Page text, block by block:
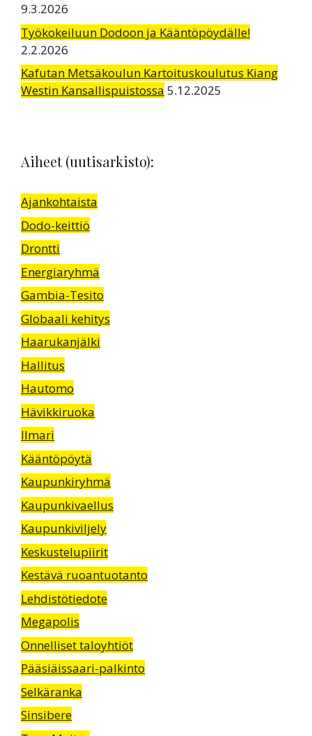
9.3.2026
Työkokeiluun Dodoon ja Kääntöpöydälle!
2.2.2026
Kafutan Metsäkoulun Kartoituskoulutus Kiang
Westin Kansallispuistossa 5.12.2025
Aiheet (uutisarkisto):
Ajankohtaista
Dodo-keittiö
Drontti
Energiaryhmä
Gambia-Tesito
Globaali kehitys
Haarukanjälki
Hallitus
Hautomo
Hävikkiruoka
Ilmari
Kääntöpöytä
Kaupunkiryhmä
Kaupunkivaellus
Kaupunkiviljely
Keskustelupiirit
Kestävä ruoantuotanto
Lehdistötiedote
Megapolis
Onnelliset taloyhtiöt
Pääsiäissaari-palkinto
Selkäranka
Sinsibere